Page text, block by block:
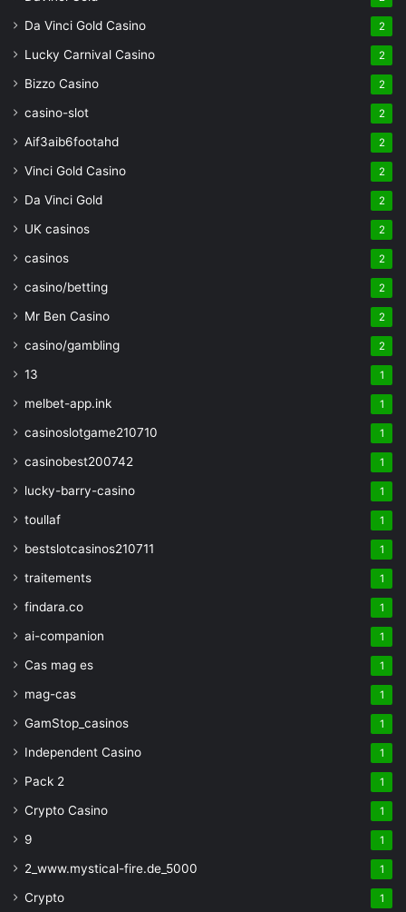
Da Vinci Gold Casino 2
Lucky Carnival Casino 2
Bizzo Casino 2
casino-slot 2
Aif3aib6footahd 2
Vinci Gold Casino 2
Da Vinci Gold 2
UK casinos 2
casinos 2
casino/betting 2
Mr Ben Casino 2
casino/gambling 2
13 1
melbet-app.ink 1
casinoslotgame210710 1
casinobest200742 1
lucky-barry-casino 1
toullaf 1
bestslotcasinos210711 1
traitements 1
findara.co 1
ai-companion 1
Cas mag es 1
mag-cas 1
GamStop_casinos 1
Independent Casino 1
Pack 2 1
Crypto Casino 1
9 1
2_www.mystical-fire.de_5000 1
Crypto 1